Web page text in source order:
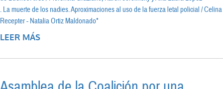
. La muerte de los nadies. Aproximaciones al uso de la fuerza letal policial / Celina
Recepter - Natalia Ortiz Maldonado*
LEER MÁS